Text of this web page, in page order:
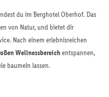
du im Berghotel Oberhof. Das
von Natur, und bietet dir
Nach einem erlebnisreichen
Wellnessbereichentspannen,
baumeln lassen.